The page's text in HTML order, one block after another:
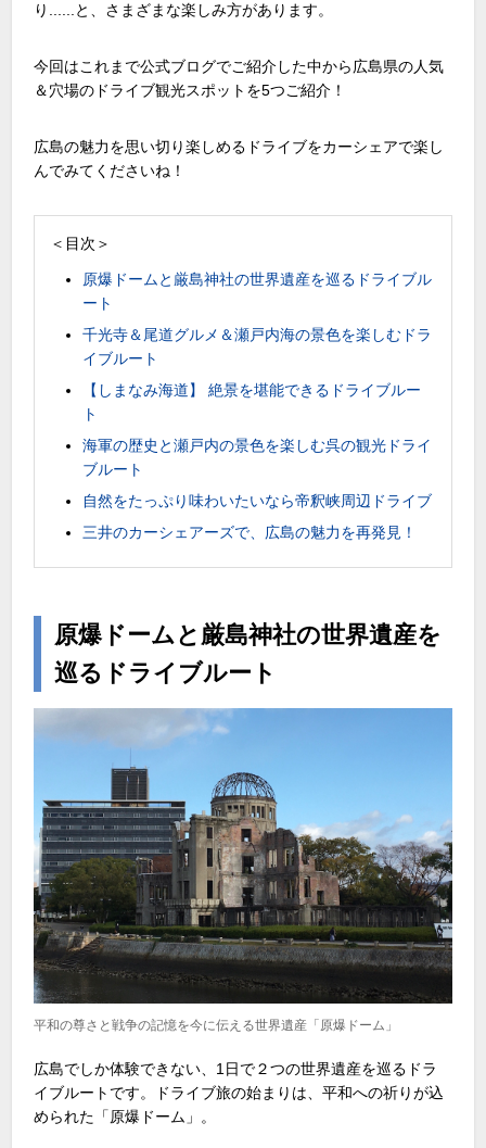
り......と、さまざまな楽しみ方があります。
今回はこれまで公式ブログでご紹介した中から広島県の人気
＆穴場のドライブ観光スポットを5つご紹介！
広島の魅力を思い切り楽しめるドライブをカーシェアで楽し
んでみてくださいね！
＜目次＞
原爆ドームと厳島神社の世界遺産を巡るドライブル
ート
千光寺＆尾道グルメ＆瀬戸内海の景色を楽しむドラ
イブルート
【しまなみ海道】 絶景を堪能できるドライブルー
ト
海軍の歴史と瀬戸内の景色を楽しむ呉の観光ドライ
ブルート
自然をたっぷり味わいたいなら帝釈峡周辺ドライブ
三井のカーシェアーズで、広島の魅力を再発見！
原爆ドームと厳島神社の世界遺産を
巡るドライブルート
平和の尊さと戦争の記憶を今に伝える世界遺産「原爆ドーム」
広島でしか体験できない、 1 日で２つの世界遺産を巡るドラ
イブルートです。ドライブ旅の始まりは、平和への祈りが込
められた「原爆ドーム」。